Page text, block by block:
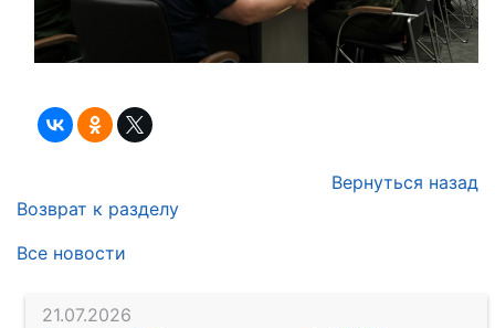
21.07.2026
Вернуться назад
Возврат к разделу
Все новости